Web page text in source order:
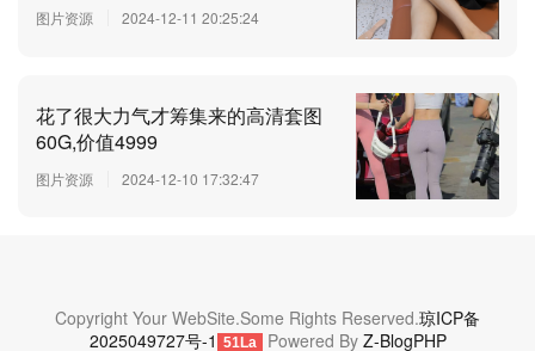
图片资源 2024-12-11 20:25:24
花了很大力气才筹集来的高清套图
60G,价值4999
图片资源 2024-12-10 17:32:47
Copyright Your WebSite.Some Rights Reserved.琼ICP备
2025049727号-1 51La Powered By Z-BlogPHP